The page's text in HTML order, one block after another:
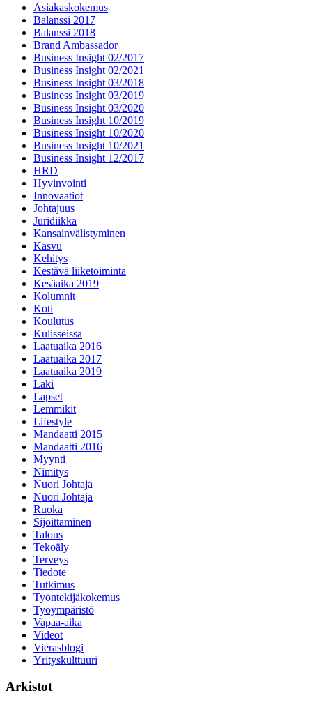
Asiakaskokemus
Balanssi 2017
Balanssi 2018
Brand Ambassador
Business Insight 02/2017
Business Insight 02/2021
Business Insight 03/2018
Business Insight 03/2019
Business Insight 03/2020
Business Insight 10/2019
Business Insight 10/2020
Business Insight 10/2021
Business Insight 12/2017
HRD
Hyvinvointi
Innovaatiot
Johtajuus
Juridiikka
Kansainvälistyminen
Kasvu
Kehitys
Kestävä liiketoiminta
Kesäaika 2019
Kolumnit
Koti
Koulutus
Kulisseissa
Laatuaika 2016
Laatuaika 2017
Laatuaika 2019
Laki
Lapset
Lemmikit
Lifestyle
Mandaatti 2015
Mandaatti 2016
Myynti
Nimitys
Nuori Johtaja
Nuori Johtaja
Ruoka
Sijoittaminen
Talous
Tekoäly
Terveys
Tiedote
Tutkimus
Työntekijäkokemus
Työympäristö
Vapaa-aika
Videot
Vierasblogi
Yrityskulttuuri
Arkistot